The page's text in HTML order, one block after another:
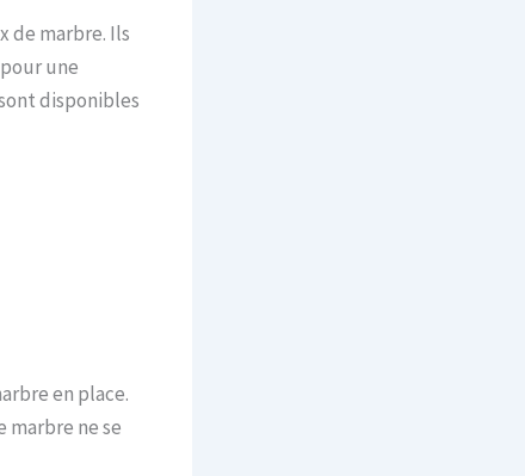
de marbre. Ils
une
disponibles
en place.
marbre ne se